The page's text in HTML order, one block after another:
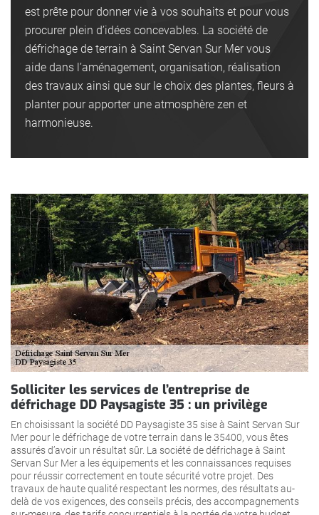
est prête pour donner vie à vos souhaits et pour vous
procurer plein d’idées concevables. La société de
défrichage de terrain à Saint Servan Sur Mer vous
aide dans l’aménagement, organisation, réalisation
des travaux ainsi que sur le choix des plantes, fleurs à
planter pour apporter une atmosphère zen et
harmonieuse.
Solliciter les services de l’entreprise de
défrichage DD Paysagiste 35 : un privilège
En choisissant la société DD Paysagiste 35 sise à Saint Servan Sur
Mer pour le défrichage de votre terrain dans le 35400, vous êtes
assurés d’avoir un résultat sûr. La société de défrichage à Saint
Servan Sur Mer a les équipements et les connaissances requises
pour réussir correctement en toute sécurité votre projet. Des
travaux de haute qualité respectant les normes, des résultats au-
delà de vos exigences, des conseils précis, des accompagnements